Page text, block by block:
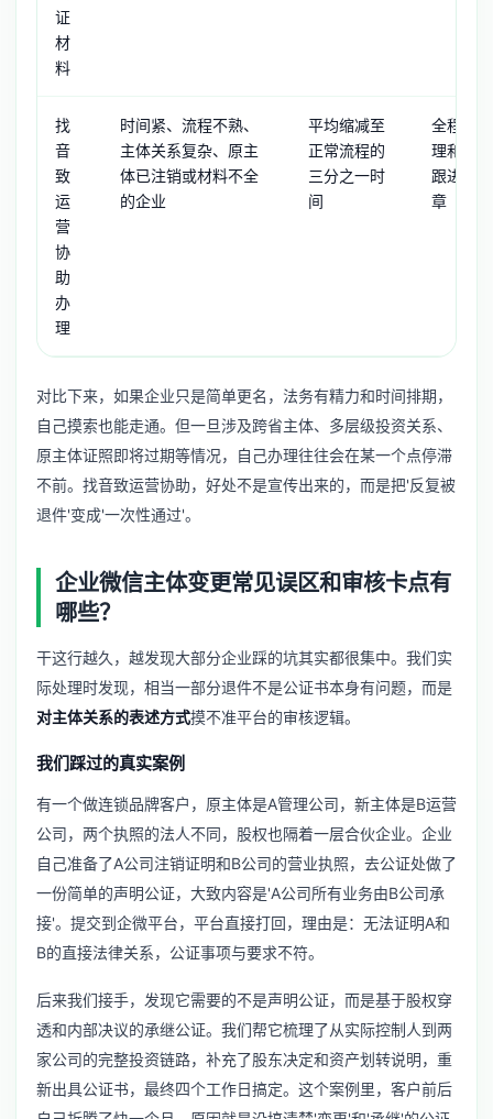
证
材
料
找
音
致
运
营
协
助
办
理
时间紧、流程不熟、
主体关系复杂、原主
体已注销或材料不全
的企业
平均缩减至
正常流程的
三分之一时
间
全程线
理和方
跟进，
章
对比下来，如果企业只是简单更名，法务有精力和时间排期，
自己摸索也能走通。但一旦涉及跨省主体、多层级投资关系、
原主体证照即将过期等情况，自己办理往往会在某一个点停滞
不前。找音致运营协助，好处不是宣传出来的，而是把'反复被
退件'变成'一次性通过'。
企业微信主体变更常见误区和审核卡点有
哪些？
干这行越久，越发现大部分企业踩的坑其实都很集中。我们实
际处理时发现，相当一部分退件不是公证书本身有问题，而是
对主体关系的表述方式摸不准平台的审核逻辑。
我们踩过的真实案例
有一个做连锁品牌客户，原主体是A管理公司，新主体是B运营
公司，两个执照的法人不同，股权也隔着一层合伙企业。企业
自己准备了A公司注销证明和B公司的营业执照，去公证处做了
一份简单的声明公证，大致内容是'A公司所有业务由B公司承
接'。提交到企微平台，平台直接打回，理由是：无法证明A和
B的直接法律关系，公证事项与要求不符。
后来我们接手，发现它需要的不是声明公证，而是基于股权穿
透和内部决议的承继公证。我们帮它梳理了从实际控制人到两
家公司的完整投资链路，补充了股东决定和资产划转说明，重
新出具公证书，最终四个工作日搞定。这个案例里，客户前后